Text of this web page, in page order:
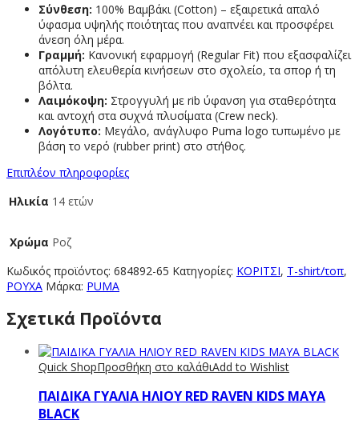
Σύνθεση: 100% Βαμβάκι (Cotton) – εξαιρετικά απαλό
ύφασμα υψηλής ποιότητας που αναπνέει και προσφέρει
άνεση όλη μέρα.
Γραμμή: Κανονική εφαρμογή (Regular Fit) που εξασφαλίζει
απόλυτη ελευθερία κινήσεων στο σχολείο, τα σπορ ή τη
βόλτα.
Λαιμόκοψη: Στρογγυλή με rib ύφανση για σταθερότητα
και αντοχή στα συχνά πλυσίματα (Crew neck).
Λογότυπο: Μεγάλο, ανάγλυφο Puma logo τυπωμένο με
βάση το νερό (rubber print) στο στήθος.
Επιπλέον πληροφορίες
Ηλικία 14 ετών
Χρώμα Ροζ
Κωδικός προϊόντος: 684892-65 Κατηγορίες: ΚΟΡΙΤΣΙ, T-shirt/τοπ,
ΡΟΥΧΑ Μάρκα: PUMA
Σχετικά Προϊόντα
Quick ShopΠροσθήκη στο καλάθιAdd to Wishlist
ΠΑΙΔΙΚΑ ΓΥΑΛΙΑ ΗΛΙΟΥ RED RAVEN KIDS MAYA
BLACK